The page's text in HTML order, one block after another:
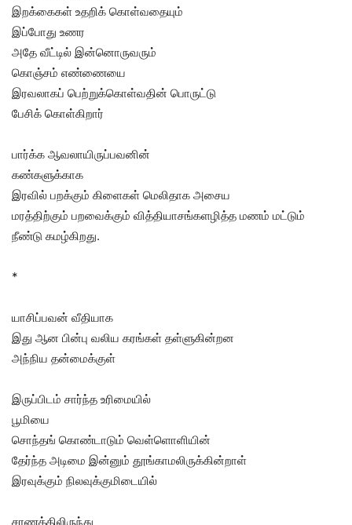
இறக்கைகள் உதறிக் கொள்வதையும்
இப்போது உணர
அதே வீட்டில் இன்னொருவரும்
கொஞ்சம் எண்ணையை
இரவலாகப் பெற்றுக்கொள்வதின் பொருட்டு
பேசிக் கொள்கிறார்
பார்க்க ஆவலாயிருப்பவனின்
கண்களுக்காக
இரவில் பறக்கும் கிளைகள் மெலிதாக அசைய
மரத்திற்கும் பறவைக்கும் வித்தியாசங்களழித்த மணம் மட்டும்
நீண்டு கமழ்கிறது.
*
யாசிப்பவன் வீதியாக
இது ஆன பின்பு வலிய கரங்கள் தள்ளுகின்றன
அந்நிய தன்மைக்குள்
இருப்பிடம் சார்ந்த உரிமையில்
பூமியை
சொந்தங் கொண்டாடும் வெள்ளொளியின்
தேர்ந்த அடிமை இன்னும் தூங்காமலிருக்கின்றாள்
இரவுக்கும் நிலவுக்குமிடையில்
சரணத்திலிருந்து